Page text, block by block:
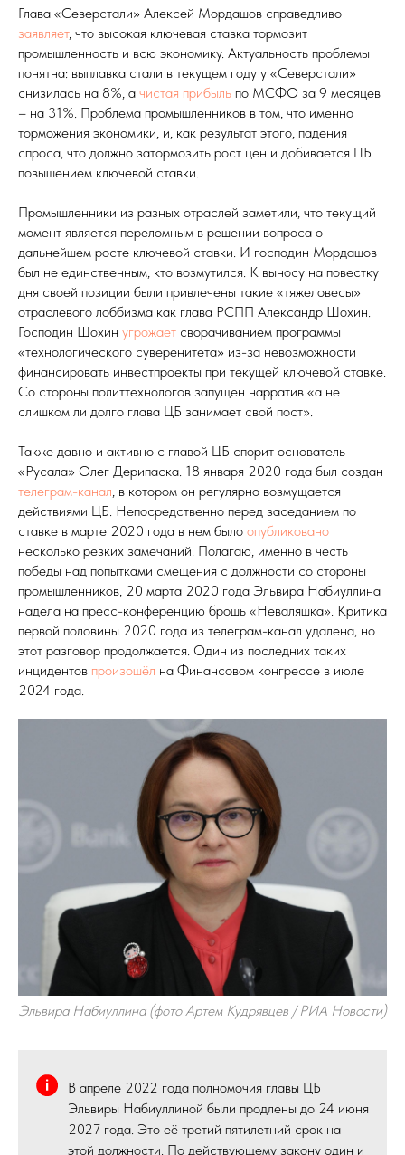
Глава «Северстали» Алексей Мордашов справедливо
заявляет, что высокая ключевая ставка тормозит
промышленность и всю экономику. Актуальность проблемы
понятна: выплавка стали в текущем году у «Северстали»
снизилась на 8%, а чистая прибыль по МСФО за 9 месяцев
– на 31%. Проблема промышленников в том, что именно
торможения экономики, и, как результат этого, падения
спроса, что должно затормозить рост цен и добивается ЦБ
повышением ключевой ставки.
Промышленники из разных отраслей заметили, что текущий
момент является переломным в решении вопроса о
дальнейшем росте ключевой ставки. И господин Мордашов
был не единственным, кто возмутился. К выносу на повестку
дня своей позиции были привлечены такие «тяжеловесы»
отраслевого лоббизма как глава РСПП Александр Шохин.
Господин Шохин угрожает сворачиванием программы
«технологического суверенитета» из-за невозможности
финансировать инвестпроекты при текущей ключевой ставке.
Со стороны политтехнологов запущен нарратив «а не
слишком ли долго глава ЦБ занимает свой пост».
Также давно и активно с главой ЦБ спорит основатель
«Русала» Олег Дерипаска. 18 января 2020 года был создан
телеграм-канал, в котором он регулярно возмущается
действиями ЦБ. Непосредственно перед заседанием по
ставке в марте 2020 года в нем было опубликовано
несколько резких замечаний. Полагаю, именно в честь
победы над попытками смещения с должности со стороны
промышленников, 20 марта 2020 года Эльвира Набиуллина
надела на пресс-конференцию брошь «Неваляшка». Критика
первой половины 2020 года из телеграм-канал удалена, но
этот разговор продолжается. Один из последних таких
инцидентов произошёл на Финансовом конгрессе в июле
2024 года.
Эльвира Набиуллина (фото Артем Кудрявцев / РИА Новости)
В апреле 2022 года полномочия главы ЦБ
Эльвиры Набиуллиной были продлены до 24 июня
2027 года. Это её третий пятилетний срок на
этой должности. По действующему закону один и